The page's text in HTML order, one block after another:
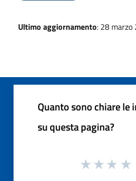
Ultimo aggiornamento: 28
Quanto sono chiare le
su questa pagina?